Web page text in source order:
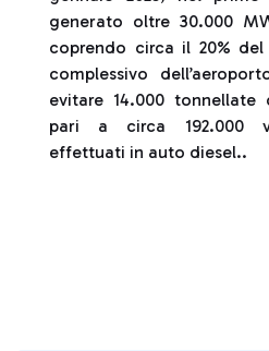
generato oltre 30.000
coprendo circa il 20%
complessivo
evitare 14.000 tonnellate
pari a circa 192.000
effettuati in auto diesel..